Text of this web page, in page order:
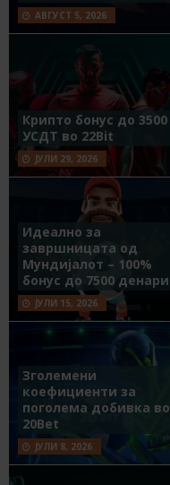
АВГУСТ 5, 2026
Крипто бонус до 3500
УСДТ во 22Bit
ЈУЛИ 29, 2026
Идеално за
завршницата од
Мундијалот – 100%
бонус до 7500 денари
ЈУЛИ 15, 2026
Зголемени
коефициенти за
поголема добивка во
20Bet
ЈУЛИ 8, 2026